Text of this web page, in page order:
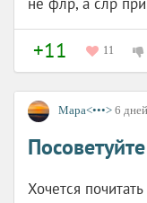
+11 11
Мара<•••> 6
Хочется